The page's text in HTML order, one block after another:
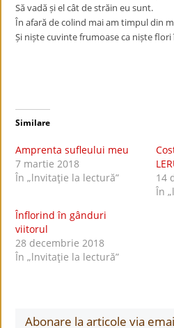
Să vadă și el cât de străin eu sunt.
În afară de colind mai am timpul din
Și niște cuvinte frumoase ca niște
Similare
Amprenta sufleului meu
7 martie 2018
În „lnvitaţie la lectură”
14
În
Înflorind în gânduri
viitorul
28 decembrie 2018
În „lnvitaţie la lectură”
Abonare la articole via